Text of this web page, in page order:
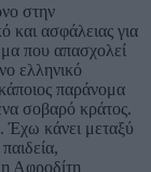
στην
και ασφάλειας για
που απασχολεί
ελληνικό
παράνομα
σοβαρό κράτος.
Έχω κάνει μεταξύ
η Αφροδίτη